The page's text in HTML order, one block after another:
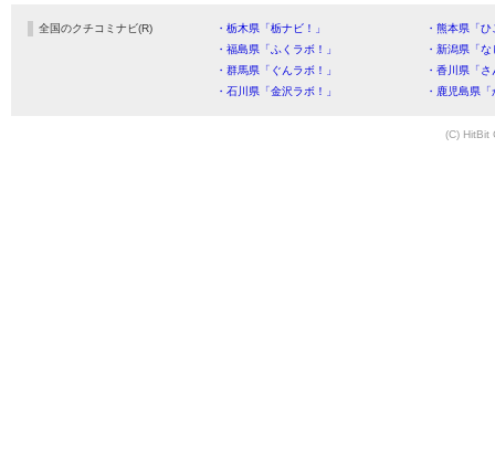
全国のクチコミナビ(R) ・栃木県「栃ナビ！」
・熊本県「
・福島県「ふくラボ！」
・新潟県「
・群馬県「ぐんラボ！」
・香川県「
・石川県「金沢ラボ！」
・鹿児島県
(C) HitBit